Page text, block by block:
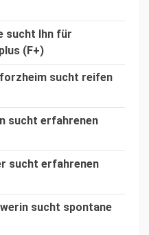
sucht Ihn für
(F+)
sucht reifen
sucht erfahrenen
sucht erfahrenen
sucht spontane